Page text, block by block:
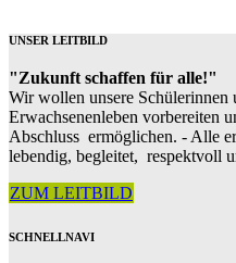
UNSER LEITBILD
"Zukunft schaffen für alle!"
Wir wollen unsere Schülerinnen
Erwachsenenleben vorbereiten
Abschluss ermöglichen. - Alle
lebendig, begleitet, respektvoll
ZUM LEITBILD
SCHNELLNAVI